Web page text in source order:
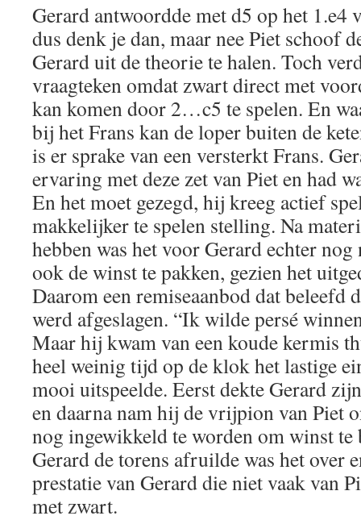
Gerard antwoordde met d5 op het 1.e4
dus denk je dan, maar nee Piet schoof
Gerard uit de theorie te halen. Toch
vraagteken omdat zwart direct met
kan komen door 2…c5 te spelen. En
bij het Frans kan de loper buiten de
is er sprake van een versterkt Frans.
ervaring met deze zet van Piet en had
En het moet gezegd, hij kreeg actief
makkelijker te spelen stelling. Na
hebben was het voor Gerard echter
ook de winst te pakken, gezien het
Daarom een remiseaanbod dat beleefd
werd afgeslagen. “Ik wilde persé
Maar hij kwam van een koude kermis
heel weinig tijd op de klok het lastige
mooi uitspeelde. Eerst dekte Gerard
en daarna nam hij de vrijpion van Piet
nog ingewikkeld te worden om winst te
Gerard de torens afruilde was het over
prestatie van Gerard die niet vaak van
met zwart.